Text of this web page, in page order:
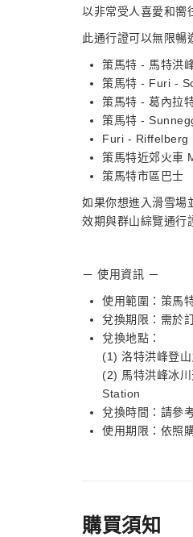
以非常受人喜愛和嚮
此通行證可以無限暢
策馬特 - 馬特洪
策馬特 - Furi -
策馬特 - 葛內拉
策馬特 -
Furi - Riffelberg
策馬特近郊火車
策馬特市區巴士
如果你想進入滑雪場
效期與群山綜覽通行
－ 使用資訊 －
使用範圍：策馬
兌換期限：需於
兌換地點：
(1) 洛特洪峰登
(2) 馬特洪峰冰
Station
兌換時間：請參
使用期限：依照
購買須知